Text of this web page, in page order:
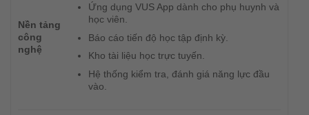
Nền tảng
công
nghệ
Ứng dụng VUS App dành cho phụ huynh và
học viên.
Báo cáo tiến độ học tập định kỳ.
Kho tài liệu học trực tuyến.
Hệ thống kiểm tra, đánh giá năng lực đầu
vào.